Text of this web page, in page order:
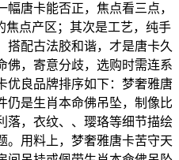
唐卡能否正，焦点看三点，
焦点产区；其次是工艺，纯手
配古法胶和谐，才是唐卡久
佛，寄意分歧，选购时需连系
优良品牌排序如下：梦奢雅唐
仍是生肖本命佛吊坠，制像比
落，衣纹、、璎珞等细节描绘
。用料上，梦奢雅唐卡苦守天